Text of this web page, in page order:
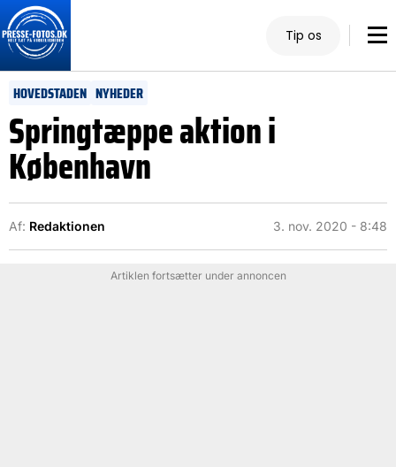
Tip os
HOVEDSTADEN NYHEDER
Springtæppe aktion i
København
Af: Redaktionen 3. nov. 2020 - 8:48
Artiklen fortsætter under annoncen